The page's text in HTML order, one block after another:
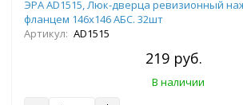
ЭРА AD1515, Люк-дверца ревизионный
фланцем 146х146 АБС. 32шт
Артикул: AD1515
219 руб.
В наличии